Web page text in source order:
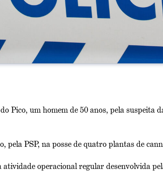
Pico, um homem de 50 anos, pela suspeita
pela PSP, na posse de quatro plantas de
operacional regular desenvolvida